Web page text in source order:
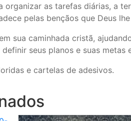
organizar as tarefas diárias, a
pelas bençãos que Deus
sua caminhada cristã,
seus planos e suas metas
e cartelas de adesivos.